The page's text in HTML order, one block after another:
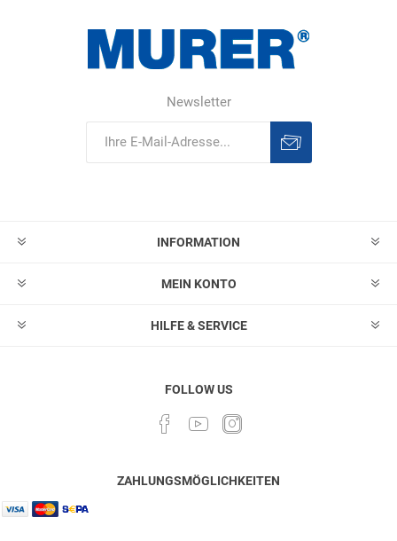
Newsletter
INFORMATION
MEIN KONTO
HILFE & SERVICE
FOLLOW US
ZAHLUNGSMÖGLICHKEITEN